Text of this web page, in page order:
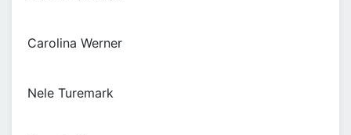
Carolina Werner
Nele Turemark